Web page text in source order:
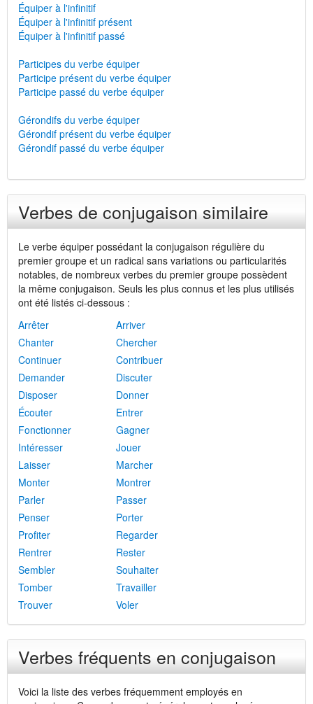
Équiper à l'infinitif
Équiper à l'infinitif présent
Équiper à l'infinitif passé
Participes du verbe équiper
Participe présent du verbe équiper
Participe passé du verbe équiper
Gérondifs du verbe équiper
Gérondif présent du verbe équiper
Gérondif passé du verbe équiper
Verbes de conjugaison similaire
Le verbe équiper possédant la conjugaison régulière du
premier groupe et un radical sans variations ou particularités
notables, de nombreux verbes du premier groupe possèdent
la même conjugaison. Seuls les plus connus et les plus utilisés
ont été listés ci-dessous :
Arrêter
Arriver
Chanter
Chercher
Continuer
Contribuer
Demander
Discuter
Disposer
Donner
Écouter
Entrer
Fonctionner
Gagner
Intéresser
Jouer
Laisser
Marcher
Monter
Montrer
Parler
Passer
Penser
Porter
Profiter
Regarder
Rentrer
Rester
Sembler
Souhaiter
Tomber
Travailler
Trouver
Voler
Verbes fréquents en conjugaison
Voici la liste des verbes fréquemment employés en